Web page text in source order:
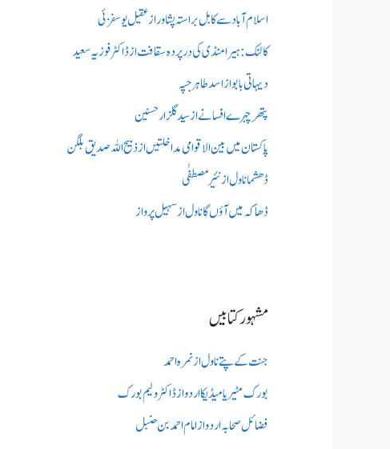
اسلام آباد سے کابل براستہ پشاور از عقیل یوسفزئی
کالنک: ہیرا منڈی کی در پردہ سقافت از ڈاکٹر فوزیہ سعید
دیہاتی بابو از اسد طاہر جپہ
پتھر چہرے افسانے از سید گلزار حسنین
پاکستان میں بین الاقوامی مداخلتیں از ذبیح اللہ صدیق بلگن
ڈھشما ناول از نئیر مصطفٰی
ڈھاکہ میں آؤں گا ناول از سہیل پرواز
مشہور کتابیں
جنت کے پتے ناول از نمرہ احمد
بورک مٹیریا میڈیکااردو از ڈاکٹر ولیم بورک
فضائل صحابہ اردو از امام احمد بن حنبل